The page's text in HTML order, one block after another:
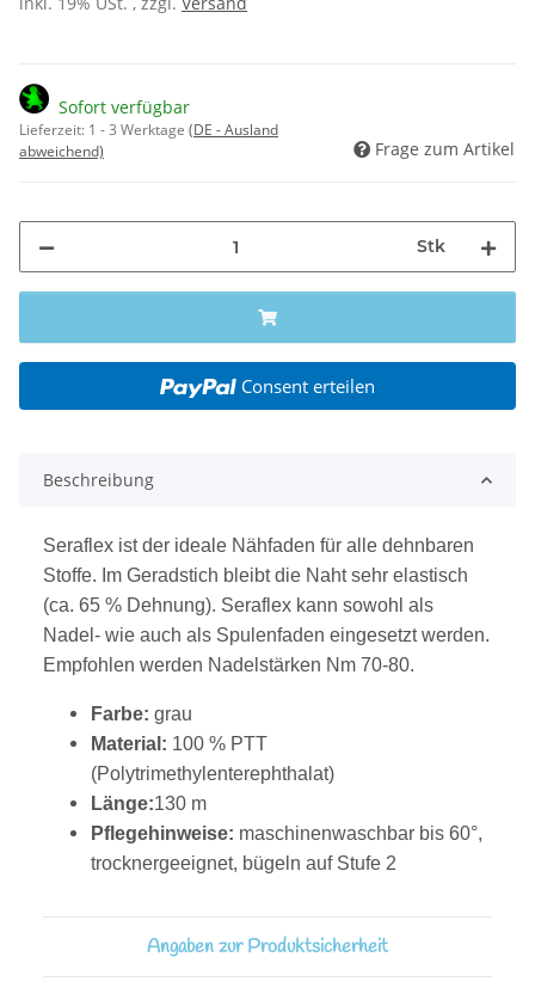
Sofort verfügbar
Lieferzeit: 1 - 3 Werktage (DE - Ausland
abweichend)
Frage zum Artikel
Stk
Consent erteilen
Beschreibung
Seraflex ist der ideale Nähfaden für alle dehnbaren
Stoffe. Im Geradstich bleibt die Naht sehr elastisch
(ca. 65 % Dehnung). Seraflex kann sowohl als
Nadel- wie auch als Spulenfaden eingesetzt werden.
Empfohlen werden Nadelstärken Nm 70-80.
Farbe: grau
Material: 100 % PTT
(Polytrimethylenterephthalat)
Länge:130 m
Pflegehinweise: maschinenwaschbar bis 60°,
trocknergeeignet, bügeln auf Stufe 2
Angaben zur Produktsicherheit